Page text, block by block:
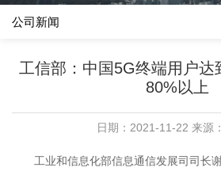
公司新闻
工信部：中国5G终端用户达
80%以上
日期：2021-11-22 来源
工业和信息化部信息通信发展司司长